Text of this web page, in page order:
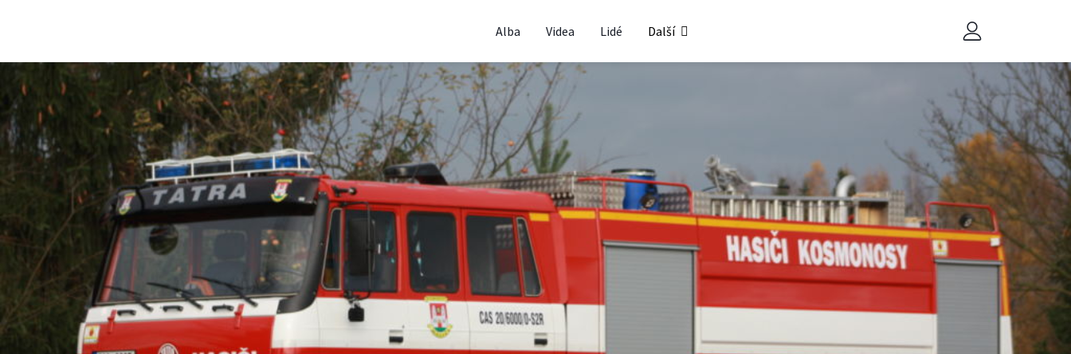
Alba Videa Lidé Další